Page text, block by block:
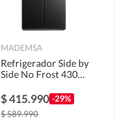
MADEMSA
Refrigerador Side by
Side No Frost 430
MAS430B
$415.990 -29%
$589.990